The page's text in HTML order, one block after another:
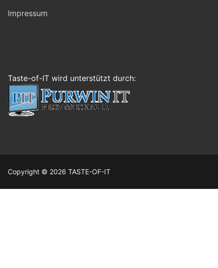
Impressum
Taste-of-IT wird unterstützt durch:
Copyright © 2026 TASTE-OF-IT